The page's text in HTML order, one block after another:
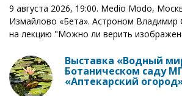
9 августа 2026, 19:00. Medio Modo,
Измайлово «Бета». Астроном Владимир
на лекцию "Можно ли верить
Выставка «Водный
Ботаническом саду
«Аптекарский